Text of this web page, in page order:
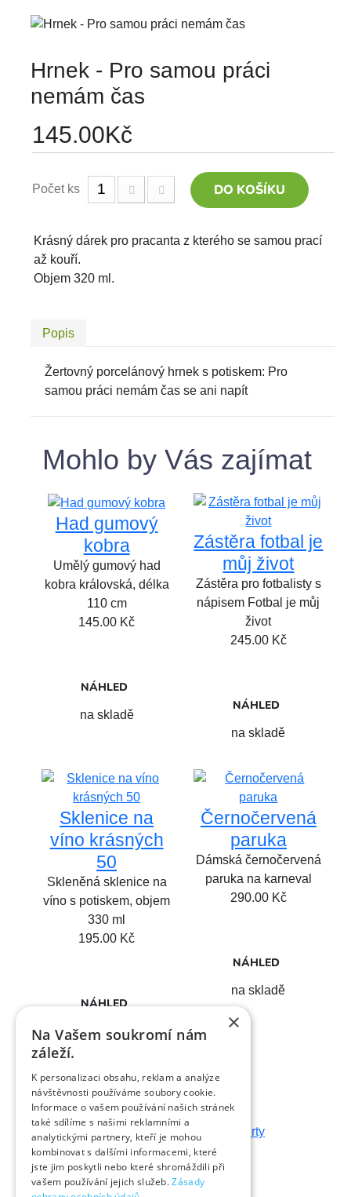
Hrnek - Pro samou práci
nemám čas
145.00Kč
Počet ks DO KOŠÍKU
Krásný dárek pro pracanta z kterého se samou prací
až kouří.
Objem 320 ml.
Popis
Žertovný porcelánový hrnek s potiskem: Pro
samou práci nemám čas se ani napít
Mohlo by Vás zajímat
Had gumový
kobra
Umělý gumový had
kobra královská, délka
110 cm
145.00 Kč
NÁHLED
na skladě
Zástěra fotbal je
můj život
Zástěra pro fotbalisty s
nápisem Fotbal je můj
život
245.00Kč
NÁHLED
na skladě
Sklenice na
víno krásných
50
Skleněná sklenice na
víno s potiskem, objem
330 ml
195.00 Kč
NÁHLED
na skladě
Černočervená
paruka
Dámská černočervená
paruka na karneval
290.00Kč
NÁHLED
na skladě
Kontakt
Dárky s vtipem
Prodejna Fóry a žerty
×
Na Vašem soukromí nám
záleží.
K personalizaci obsahu, reklam a analýze
návštěvnosti používáme soubory cookie.
Informace o vašem používání našich stránek
také sdílíme s našimi reklamními a
analytickými partnery, kteří je mohou
kombinovat s dalšími informacemi, které
jste jim poskytli nebo které shromáždili při
vašem používání jejich služeb.Zásady